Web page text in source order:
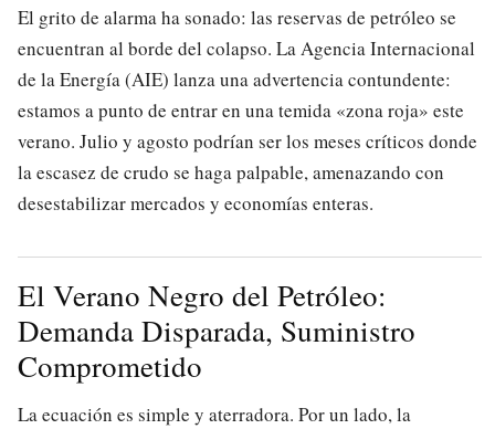
El grito de alarma ha sonado: las reservas de petróleo se
encuentran al borde del colapso. La Agencia Internacional
de la Energía (AIE) lanza una advertencia contundente:
estamos a punto de entrar en una temida «zona roja» este
verano. Julio y agosto podrían ser los meses críticos donde
la escasez de crudo se haga palpable, amenazando con
desestabilizar mercados y economías enteras.
El Verano Negro del Petróleo:
Demanda Disparada, Suministro
Comprometido
La ecuación es simple y aterradora. Por un lado, la